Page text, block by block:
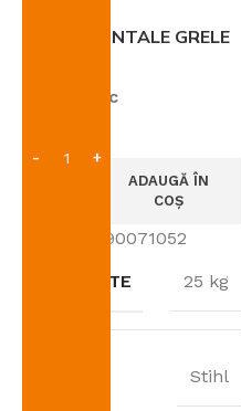
ROTI FRONTALE GRELE
In stoc
ADAUGĂ ÎN
COȘ
69090071052
GREUTATE 25 kg
Stihl